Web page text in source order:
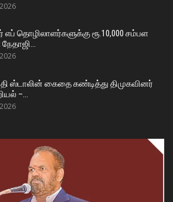
தொழிலாளர்களுக்கு ரூ.10,000 சம்பள
நேதாஜி…
ஸ்டாலின் கைதை கண்டித்து திமுகவினர்
–…